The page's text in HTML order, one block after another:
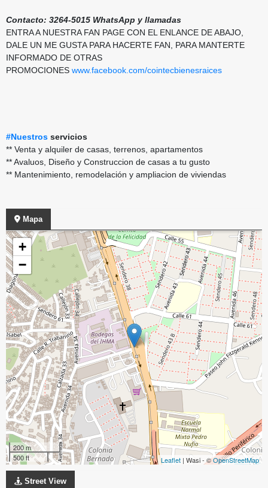
Contacto: 3264-5015 WhatsApp y llamadas
ENTRA A NUESTRA FAN PAGE CON EL ENLANCE DE ABAJO,
DALE UN ME GUSTA PARA HACERTE FAN, PARA MANTERTE
INFORMADO DE OTRAS
PROMOCIONES www.facebook.com/cointecbienesraices
#Nuestros servicios
** Venta y alquiler de casas, terrenos, apartamentos
** Avaluos, Diseño y Construccion de casas a tu gusto
** Mantenimiento, remodelación y ampliacion de viviendas
Mapa
+
−
200 m
500 ft
Leaflet | Wasi - ©OpenStreetMap
Street View